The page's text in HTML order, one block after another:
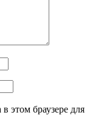
этом браузере для